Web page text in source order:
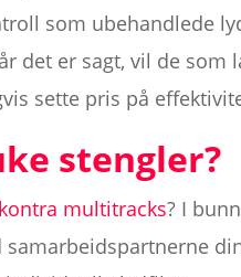
som ubehandlede
det er sagt, vil de
sette pris på
stengler?
multitracks? I